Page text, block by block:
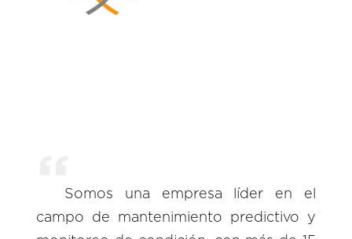
Somos una empresa líder en el
campo de mantenimiento predictivo y